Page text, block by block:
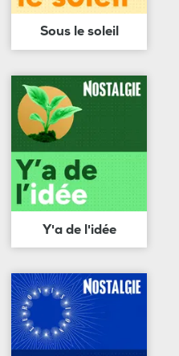
Sous le soleil
Y'a de l'idée